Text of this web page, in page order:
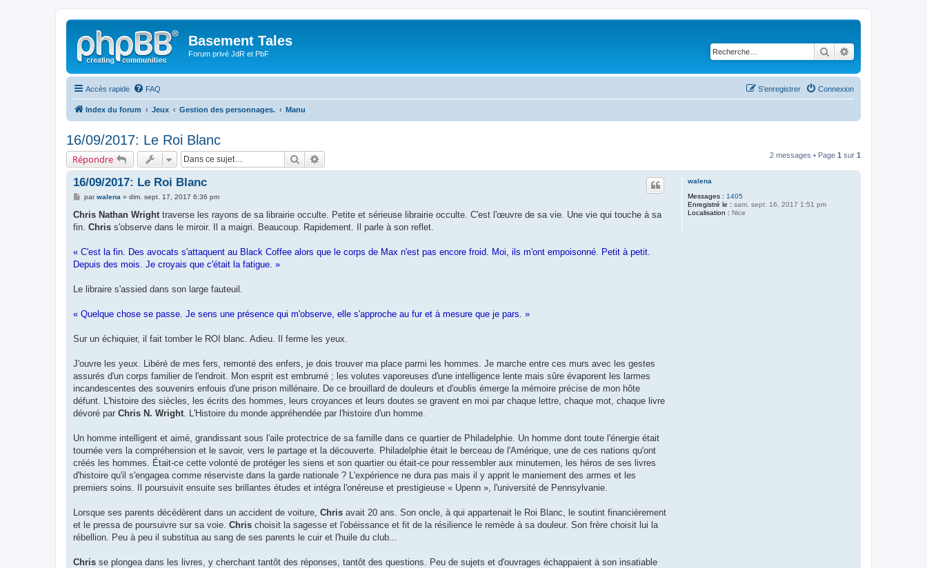
Basement Tales
Forum privé JdR et PbF Rechercher
Accès rapide FAQ Connexion
S’enregistrer
Index du forum Jeux Gestion des personnages. Manu
16/09/2017: Le Roi Blanc
Répondre Rechercher 2 messages • Page 1 sur 1
walena
Messages : 1405
Enregistré le : sam. sept. 16, 2017 1:51 pm
Localisation : Nice
16/09/2017: Le Roi Blanc
M
s
a
parwalena » dim. sept. 17, 2017 6:36 pm
Chris Nathan Wright traverse les rayons de sa librairie occulte. Petite et sérieuse librairie occulte. C'est l'œuvre de sa vie. Une vie qui touche à sa
fin. Chris s'observe dans le miroir. Il a maigri. Beaucoup. Rapidement. Il parle à son reflet.
« C'est la fin. Des avocats s'attaquent au Black Coffee alors que le corps de Max n'est pas encore froid. Moi, ils m'ont empoisonné. Petit à petit.
Depuis des mois. Je croyais que c'était la fatigue. »
Le libraire s'assied dans son large fauteuil.
« Quelque chose se passe. Je sens une présence qui m'observe, elle s'approche au fur et à mesure que je pars. »
Sur un échiquier, il fait tomber le ROI blanc. Adieu. Il ferme les yeux.
J'ouvre les yeux. Libéré de mes fers, remonté des enfers, je dois trouver ma place parmi les hommes. Je marche entre ces murs avec les gestes
assurés d'un corps familier de l'endroit. Mon esprit est embrumé ; les volutes vaporeuses d'une intelligence lente mais sûre évaporent les larmes
incandescentes des souvenirs enfouis d'une prison millénaire. De ce brouillard de douleurs et d'oublis émerge la mémoire précise de mon hôte
défunt. L'histoire des siècles, les écrits des hommes, leurs croyances et leurs doutes se gravent en moi par chaque lettre, chaque mot, chaque livre
dévoré par Chris N. Wright . L'Histoire du monde appréhendée par l'histoire d'un homme.
Un homme intelligent et aimé, grandissant sous l'aile protectrice de sa famille dans ce quartier de Philadelphie. Un homme dont toute l'énergie était
tournée vers la compréhension et le savoir, vers le partage et la découverte. Philadelphie était le berceau de l'Amérique, une de ces nations qu'ont
créés les hommes. Était-ce cette volonté de protéger les siens et son quartier ou était-ce pour ressembler aux minutemen, les héros de ses livres
d'histoire qu'il s'engagea comme réserviste dans la garde nationale ? L'expérience ne dura pas mais il y apprit le maniement des armes et les
premiers soins. Il poursuivit ensuite ses brillantes études et intégra l'onéreuse et prestigieuse « Upenn », l'université de Pennsylvanie.
Lorsque ses parents décédèrent dans un accident de voiture, Chris avait 20 ans. Son oncle, à qui appartenait le Roi Blanc, le soutint financièrement
et le pressa de poursuivre sur sa voie. Chris choisit la sagesse et l'obéissance et fit de la résilience le remède à sa douleur. Son frère choisit lui la
rébellion. Peu à peu il substitua au sang de ses parents le cuir et l'huile du club...
Chris se plongea dans les livres, y cherchant tantôt des réponses, tantôt des questions. Peu de sujets et d'ouvrages échappaient à son insatiable